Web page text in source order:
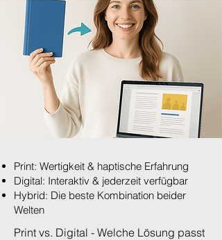
Print: Wertigkeit & haptische Erfahrung
Digital: Interaktiv & jederzeit verfügbar
Hybrid: Die beste Kombination beider
Welten
Print vs. Digital - Welche Lösung passt